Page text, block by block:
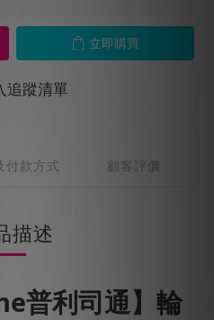
立即購買
追蹤清單
付款方式 顧客評價
描述
普利司通】輪